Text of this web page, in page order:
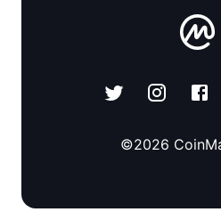
©2026